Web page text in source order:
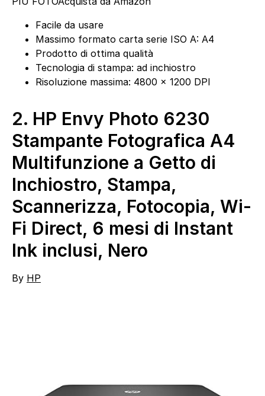
Facile da usare
Massimo formato carta serie ISO A: A4
Prodotto di ottima qualità
Tecnologia di stampa: ad inchiostro
Risoluzione massima: 4800 x 1200 DPI
2. HP Envy Photo 6230
Stampante Fotografica A4
Multifunzione a Getto di
Inchiostro, Stampa,
Scannerizza, Fotocopia, Wi-
Fi Direct, 6 mesi di Instant
Ink inclusi, Nero
By HP